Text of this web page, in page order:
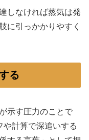
しなければ蒸気は発
に引っかかりやすく
る
示す圧力のことで
計算で深追いする